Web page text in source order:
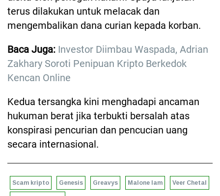
terus dilakukan untuk melacak dan
mengembalikan dana curian kepada korban.
Baca Juga: Investor Diimbau Waspada, Adrian
Zakhary Soroti Penipuan Kripto Berkedok
Kencan Online
Kedua tersangka kini menghadapi ancaman
hukuman berat jika terbukti bersalah atas
konspirasi pencurian dan pencucian uang
secara internasional.
Scam kripto Genesis Greavys Malone Iam Veer Chetal